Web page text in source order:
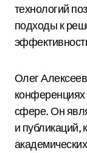
технологий
подходы к
Олег
сфере. Он
и публикаций,